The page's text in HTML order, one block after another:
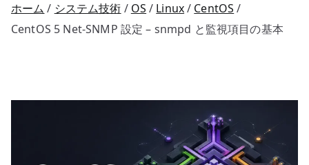
ホーム システム技術 OS Linux
CentOS
CentOS 5 Net-SNMP 設定 – snmpd と監視項目の基本